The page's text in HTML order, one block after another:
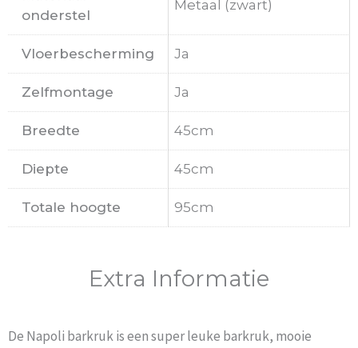
onderstel
Metaal (zwart)
Vloerbescherming Ja
Zelfmontage Ja
Breedte 45cm
Diepte 45cm
Totale hoogte 95cm
Extra Informatie
De Napoli barkruk is een super leuke barkruk, mooie